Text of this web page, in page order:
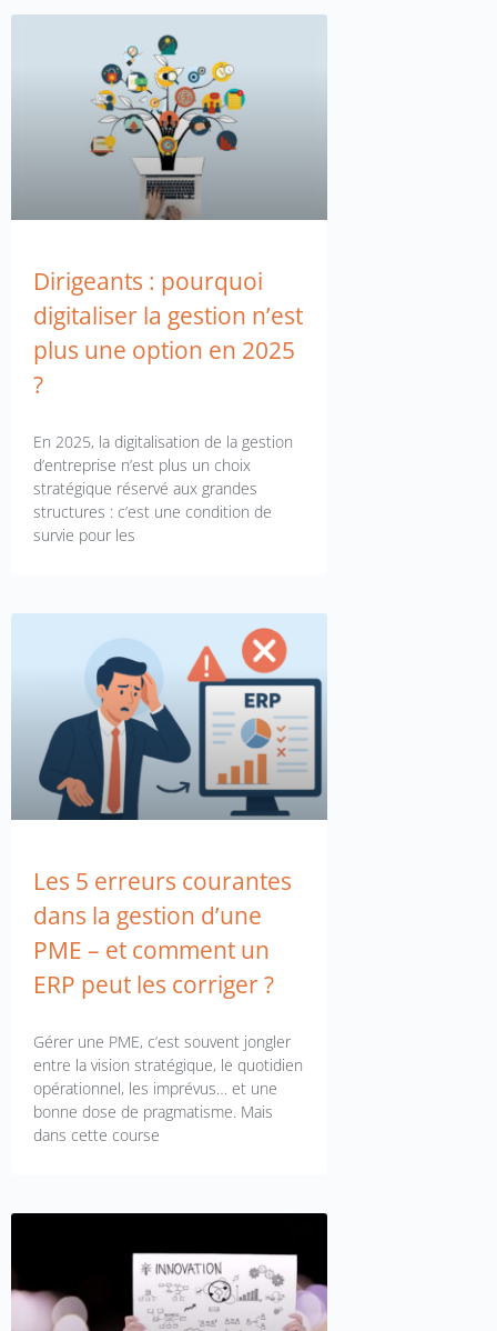
Dirigeants : pourquoi
digitaliser la gestion n’est
plus une option en 2025
?
En 2025, la digitalisation de la gestion
d’entreprise n’est plus un choix
stratégique réservé aux grandes
structures : c’est une condition de
survie pour les
Les 5 erreurs courantes
dans la gestion d’une
PME – et comment un
ERP peut les corriger ?
Gérer une PME, c’est souvent jongler
entre la vision stratégique, le quotidien
opérationnel, les imprévus… et une
bonne dose de pragmatisme. Mais
dans cette course